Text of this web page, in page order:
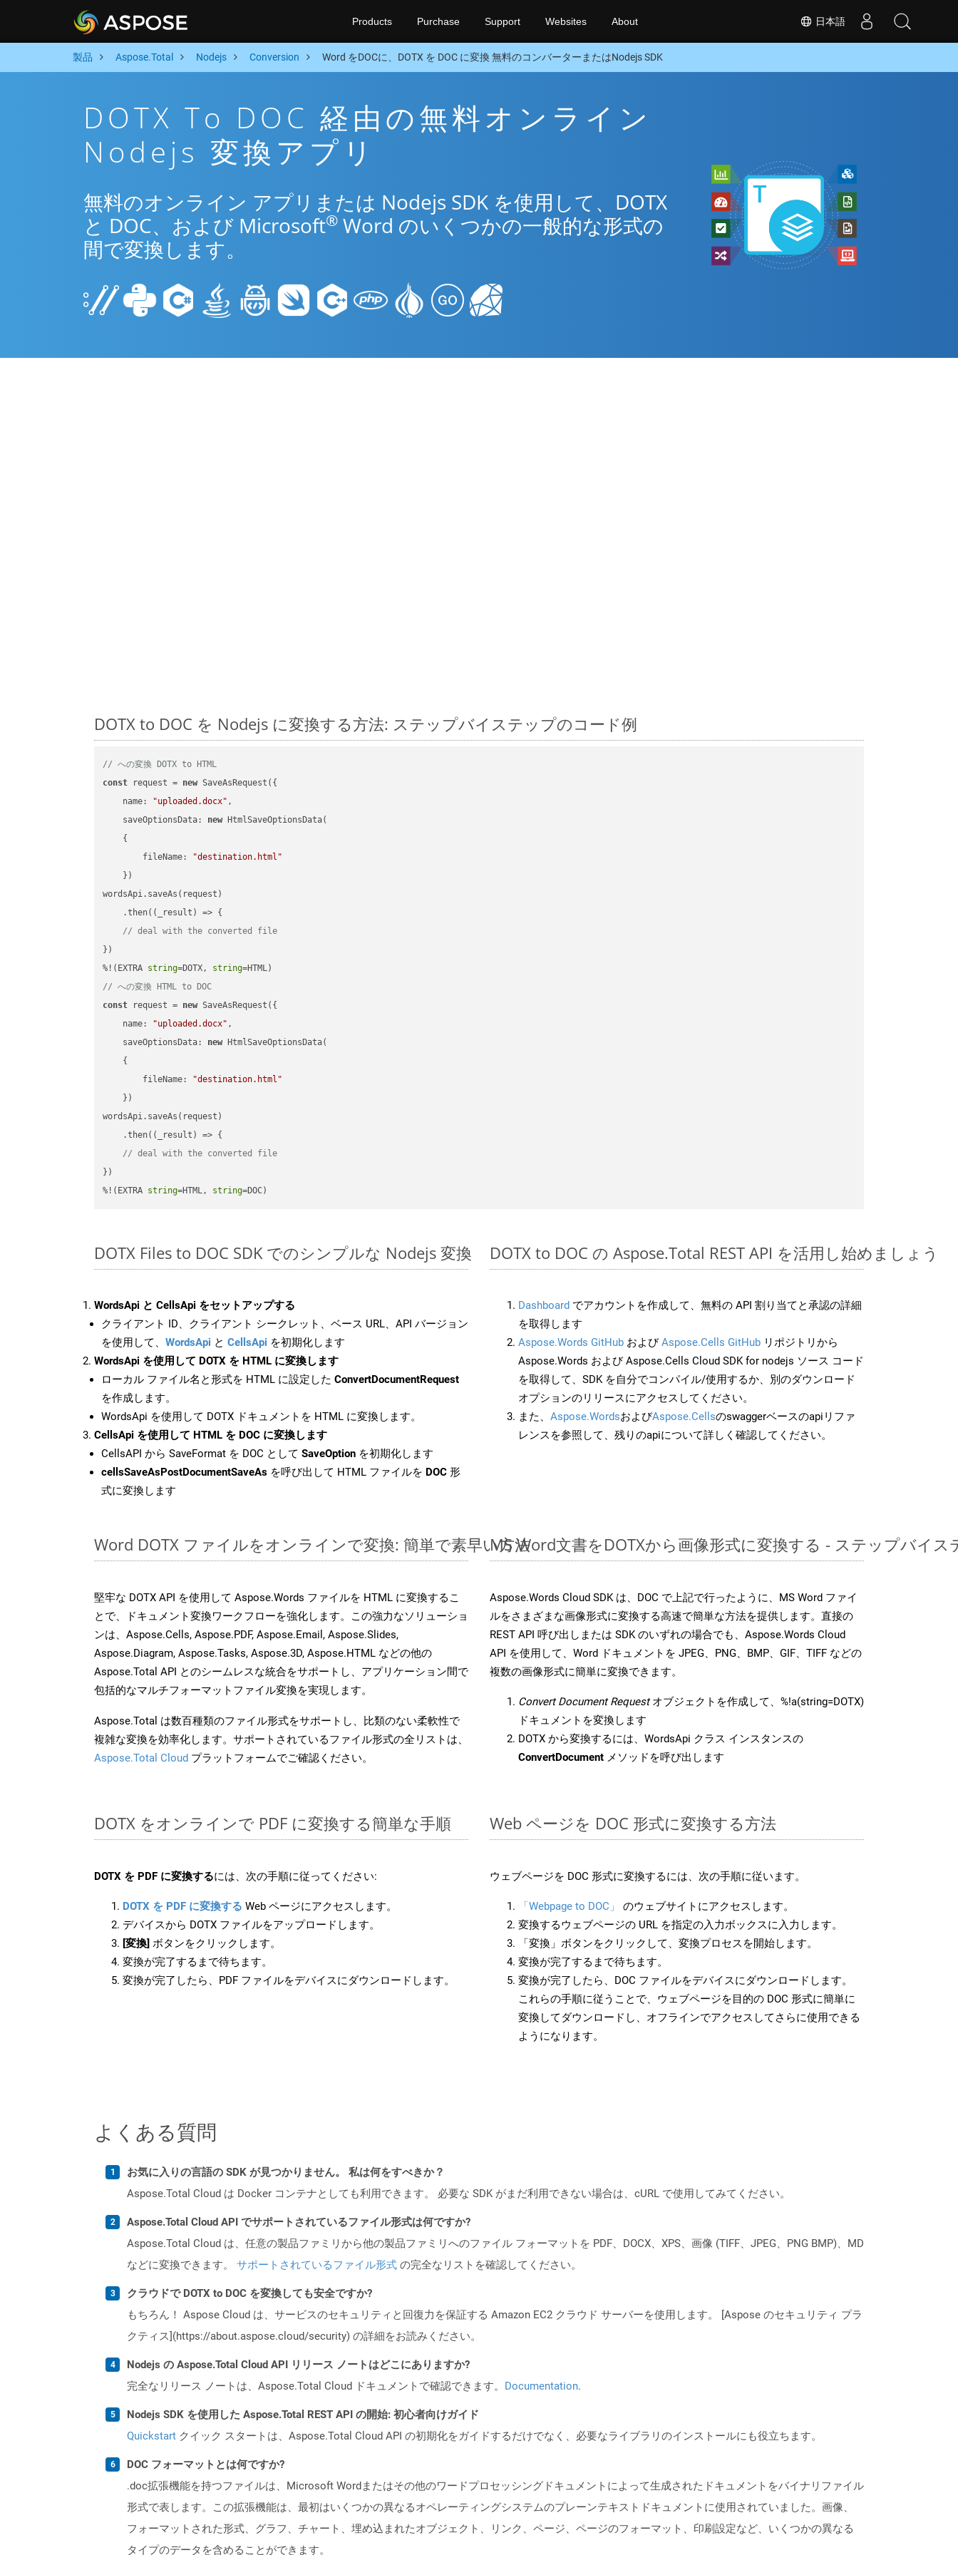
日本語
Products Purchase Support Websites About
製品 Aspose.Total Nodejs Conversion Word をDOCに、DOTX を DOC に変換 無料のコンバーターまたはNodejs SDK
DOTX To DOC 経由の無料オンライン
Nodejs 変換アプリ
無料のオンライン アプリまたは Nodejs SDK を使用して、DOTX
と DOC、および Microsoft® Word のいくつかの一般的な形式の
間で変換します。
DOTX to DOC を Nodejs に変換する方法: ステップバイステップのコード例
// への変換 DOTX to HTML
const request = new SaveAsRequest({
name: "uploaded.docx" ,
saveOptionsData: new HtmlSaveOptionsData(
    {
fileName:
"destination.html"
    })
wordsApi.saveAs(request)
    .then(
( _result ) => {
// deal with the converted file
})
%!(EXTRA string=DOTX, string
// への変換 HTML to DOC
const request = new SaveAsRequest({
name: "uploaded.docx" ,
saveOptionsData: new HtmlSaveOptionsData(
    {
fileName:
"destination.html"
    })
wordsApi.saveAs(request)
    .then(
( _result ) => {
// deal with the converted file
})
%!(EXTRA string=HTML, string=DOC)
DOTX Files to DOC SDK でのシンプルな Nodejs 変換
WordsApi と CellsApi をセットアップする
クライアント ID、クライアント シークレット、ベース URL、API バージョン
を使用して、 WordsApi と CellsApi を初期化します
WordsApi を使用して DOTX を HTML に変換します
ローカル ファイル名と形式を HTML に設定した ConvertDocumentRequest
を作成します。
WordsApi を使用して DOTX ドキュメントを HTML に変換します。
CellsApi を使用して HTML を DOC に変換します
CellsAPI から SaveFormat を DOC として SaveOption を初期化します
cellsSaveAsPostDocumentSaveAs を呼び出して HTML ファイルを DOC 形
式に変換します
DOTX to DOC の Aspose.Total REST API を活用し始めましょう
Dashboard でアカウントを作成して、無料の API 割り当てと承認の詳細
を取得します
Aspose.Words GitHub およびAspose.Cells GitHub リポジトリから
Aspose.Words および Aspose.Cells Cloud SDK for nodejs ソース コード
を取得して、SDK を自分でコンパイル/使用するか、別のダウンロード
オプションのリリースにアクセスしてください。
また、 Aspose.WordsおよびAspose.Cellsのswaggerベースのapiリファ
レンスを参照して、残りのapiについて詳しく確認してください。
Word DOTX ファイルをオンラインで変換: 簡単で素早い方法
堅牢な DOTX API を使用して Aspose.Words ファイルを HTML に変換するこ
とで、ドキュメント変換ワークフローを強化します。この強力なソリューショ
ンは、Aspose.Cells, Aspose.PDF, Aspose.Email, Aspose.Slides,
Aspose.Diagram, Aspose.Tasks, Aspose.3D, Aspose.HTML などの他の
Aspose.Total API とのシームレスな統合をサポートし、アプリケーション間で
包括的なマルチフォーマットファイル変換を実現します。
Aspose.Total は数百種類のファイル形式をサポートし、比類のない柔軟性で
複雑な変換を効率化します。サポートされているファイル形式の全リストは、
Aspose.Total Cloud プラットフォームでご確認ください。
MS Word文書をDOTXから画像形式に変換する - ステップバイス
Aspose.Words Cloud SDK は、DOC で上記で行ったように、MS Word ファイ
ルをさまざまな画像形式に変換する高速で簡単な方法を提供します。直接の
REST API 呼び出しまたは SDK のいずれの場合でも、Aspose.Words Cloud
API を使用して、Word ドキュメントを JPEG、PNG、BMP、GIF、TIFF などの
複数の画像形式に簡単に変換できます。
Convert Document Requestオブジェクトを作成して、%!a(string=DOTX)
ドキュメントを変換します
DOTX から変換するには、WordsApi クラス インスタンスの
ConvertDocument メソッドを呼び出します
DOTX をオンラインで PDF に変換する簡単な手順
DOTX を PDF に変換するには、次の手順に従ってください:
DOTX を PDF に変換する Web ページにアクセスします。
デバイスから DOTX ファイルをアップロードします。
[変換] ボタンをクリックします。
変換が完了するまで待ちます。
変換が完了したら、PDF ファイルをデバイスにダウンロードします。
Web ページを DOC 形式に変換する方法
ウェブページを DOC 形式に変換するには、次の手順に従います。
「Webpage to DOC」
のウェブサイトにアクセスします。
変換するウェブページの URL を指定の入力ボックスに入力します。
「変換」ボタンをクリックして、変換プロセスを開始します。
変換が完了するまで待ちます。
変換が完了したら、DOC ファイルをデバイスにダウンロードします。
これらの手順に従うことで、ウェブページを目的の DOC 形式に簡単に
変換してダウンロードし、オフラインでアクセスしてさらに使用できる
ようになります。
よくある質問
お気に入りの言語の SDK が見つかりません。 私は何をすべきか？
Aspose.Total Cloud は Docker コンテナとしても利用できます。 必要な SDK がまだ利用できない場合は、cURL で使用してみてください。
Aspose.Total Cloud API でサポートされているファイル形式は何ですか?
Aspose.Total Cloud は、任意の製品ファミリから他の製品ファミリへのファイル フォーマットを PDF、DOCX、XPS、画像 (TIFF、JPEG、PNG BMP)、MD
などに変換できます。 サポートされているファイル形式 の完全なリストを確認してください。
クラウドで DOTX to DOC を変換しても安全ですか?
もちろん！ Aspose Cloud は、サービスのセキュリティと回復力を保証する Amazon EC2 クラウド サーバーを使用します。 [Aspose のセキュリティ プラ
クティス](https://about.aspose.cloud/security) の詳細をお読みください。
Nodejs の Aspose.Total Cloud API リリース ノートはどこにありますか?
完全なリリース ノートは、Aspose.Total Cloud ドキュメントで確認できます。 Documentation.
Nodejs SDK を使用した Aspose.Total REST API の開始: 初心者向けガイド
Quickstart クイック スタートは、Aspose.Total Cloud API の初期化をガイドするだけでなく、必要なライブラリのインストールにも役立ちます。
DOC フォーマットとは何ですか?
.doc拡張機能を持つファイルは、Microsoft Wordまたはその他のワードプロセッシングドキュメントによって生成されたドキュメントをバイナリファイル
形式で表します。この拡張機能は、最初はいくつかの異なるオペレーティングシステムのプレーンテキストドキュメントに使用されていました。画像、
フォーマットされた形式、グラフ、チャート、埋め込まれたオブジェクト、リンク、ページ、ページのフォーマット、印刷設定など、いくつかの異なる
タイプのデータを含めることができます。